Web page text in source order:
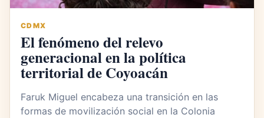
CDMX
El fenómeno del relevo
generacional en la política
territorial de Coyoacán
Faruk Miguel encabeza una transición en las
formas de movilización social en la Colonia